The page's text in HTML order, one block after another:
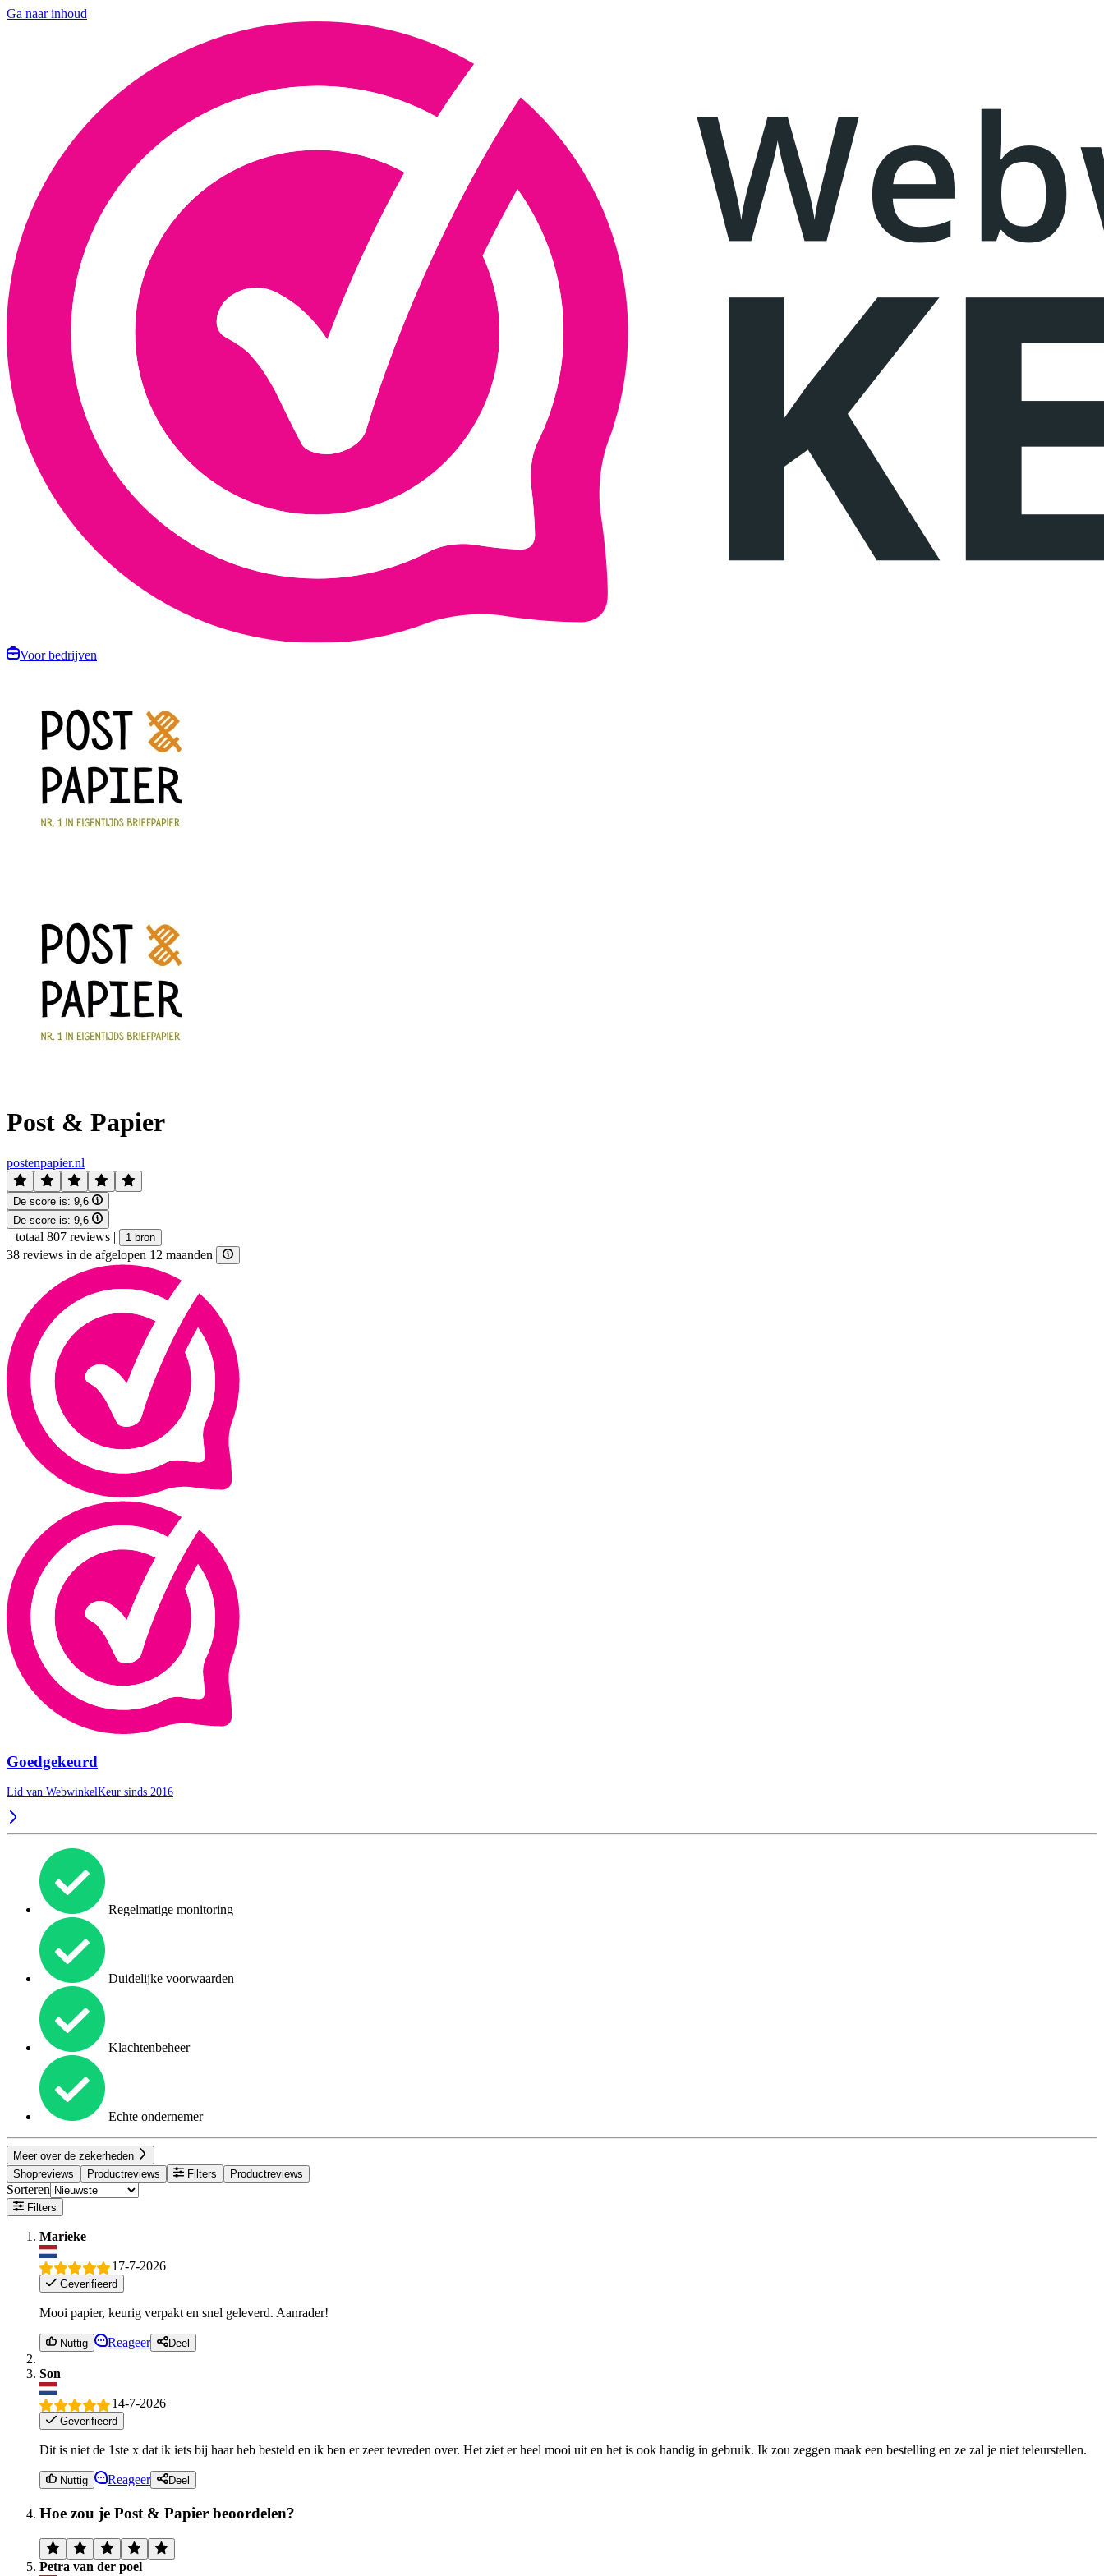
Ga naar inhoud
Voor bedrijven
Post & Papier
postenpapier.nl
De score is: 9,6
De score is: 9,6
| totaal 807 reviews | 1 bron
38 reviews in de afgelopen 12 maanden
Goedgekeurd
Lid van WebwinkelKeur sinds 2016
Regelmatige monitoring
Duidelijke voorwaarden
Klachtenbeheer
Echte ondernemer
Meer over de zekerheden
Shopreviews
Productreviews Filters Productreviews
Sorteren
Filters
Marieke
17-7-2026
Geverifieerd
Mooi papier, keurig verpakt en snel geleverd. Aanrader!
Nuttig Reageer Deel
Son
14-7-2026
Geverifieerd
Dit is niet de 1ste x dat ik iets bij haar heb besteld en ik ben er zeer tevreden over. Het ziet er heel mooi uit en het is ook handig in gebruik. Ik zou zeggen maak een bestelling en ze zal je niet teleurstellen.
Nuttig Reageer Deel
Hoe zou je Post & Papier beoordelen?
Petra van der poel